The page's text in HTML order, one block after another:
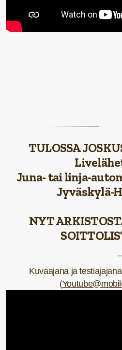
TULOSSA
Juna- tai linja-
Jyväskylä-
NYT
Kuvaajana ja
(